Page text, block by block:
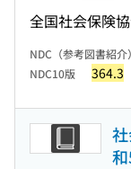
全国社会保険
NDC（参考図書紹介）
NDC10版 364.3